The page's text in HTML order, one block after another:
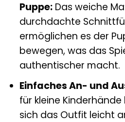
Puppe:Das weiche
durchdachte
ermöglichen es der
bewegen, was das
authentischer macht.
Einfaches An- und
für kleine
sich das Outfit leicht